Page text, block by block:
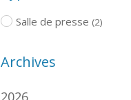
Salle de presse (2)
Archives
2026